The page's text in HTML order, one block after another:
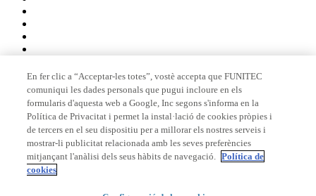
Membre de
Acreditacions
En fer clic a “Acceptar-les totes”, vostè accepta que FUNITEC
comuniqui les dades personals que pugui incloure en els
formularis d'aquesta web a Google, Inc segons s'informa en la
Política de Privacitat i permet la instal·lació de cookies pròpies i
de tercers en el seu dispositiu per a millorar els nostres serveis i
mostrar-li publicitat relacionada amb les seves preferències
mitjançant l'anàlisi dels seus hàbits de navegació. Política de
cookies